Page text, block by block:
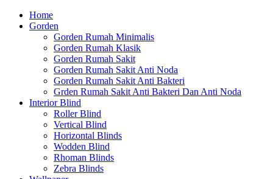
Home
Gorden
Gorden Rumah Minimalis
Gorden Rumah Klasik
Gorden Rumah Sakit
Gorden Rumah Sakit Anti Noda
Gorden Rumah Sakit Anti Bakteri
Grden Rumah Sakit Anti Bakteri Dan Anti Noda
Interior Blind
Roller Blind
Vertical Blind
Horizontal Blinds
Wodden Blind
Rhoman Blinds
Zebra Blinds